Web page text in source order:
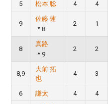
5 松本 聡 4 4
9
佐藤 蓮
8
2 1
8
真路
9
2 2
8,9
大前 拓
也
4 3
6 謙太 4 4